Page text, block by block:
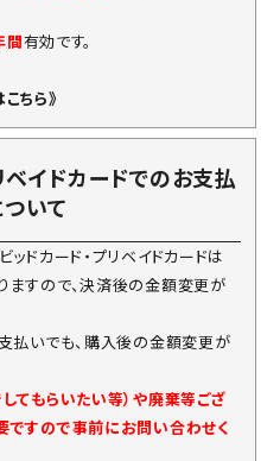
間有効です。
ちら》
イドカードでのお支払
いて
ッドカード・プリベイドカードは
ますので、決済後の金額変更が
払いでも、購入後の金額変更が
てもらいたい等）や廃棄等ござ
ですので事前にお問い合わせく